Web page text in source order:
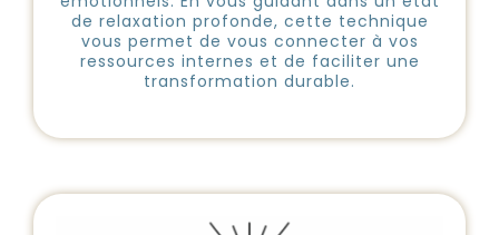
de relaxation profonde, cette technique
vous permet de vous connecter à vos
ressources internes et de faciliter une
transformation durable.